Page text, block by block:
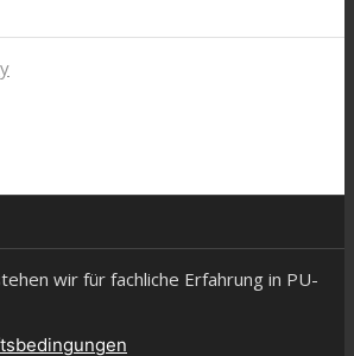
wir für fachliche Erfahrung in PU-